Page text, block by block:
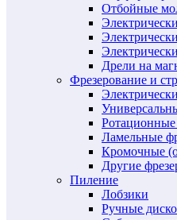
Отбойные
Дрели на
Фрезерование и
Ламельные
Кромочные
Другие
Пиление
Лобзики
Ручные